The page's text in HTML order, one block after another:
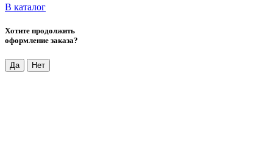
В каталог
Хотите продолжить
оформление заказа?
Да Нет